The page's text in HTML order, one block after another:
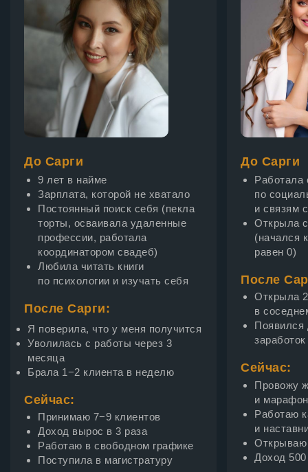
До Сарги
9 лет в найме
Зарплата, которой не хватало
Постоянный поиск себя (пекла
торты, осваивала удаленные
профессии, работала
координатором свадеб)
Любила читать книги
по психологии и изучать себя
После Сарги:
Я поверила, что у меня получится
Уволилась с работы через 3
месяца
Брала 1−2 клиента в неделю
Сейчас:
Принимаю 7−9 клиентов
Доход вырос в 3 раза
Работаю в свободном графике
Поступила в магистратуру
До Сарги
Работала
по
и связям
Открыла
(начался
равен 0)
После
Открыла
в
Появился
Сейчас:
Провожу
и
Работаю
и
Открываю
Доход